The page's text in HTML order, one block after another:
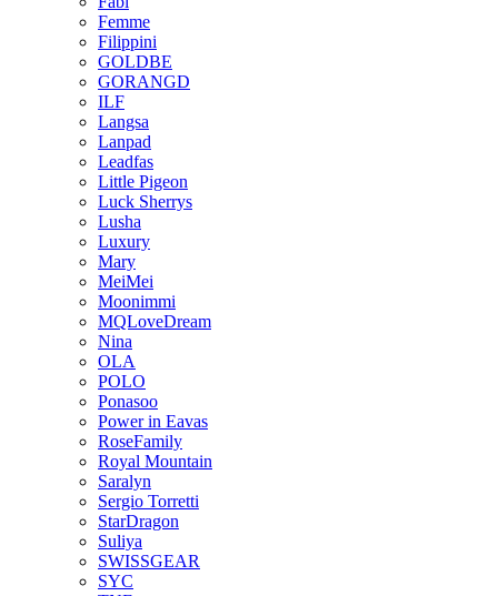
Femme
Filippini
GOLDBE
GORANGD
ILF
Langsa
Lanpad
Leadfas
Little Pigeon
Luck Sherrys
Lusha
Luxury
Mary
MeiMei
Moonimmi
MQLoveDream
Nina
OLA
POLO
Ponasoo
Power in Eavas
RoseFamily
Royal Mountain
Saralyn
Sergio Torretti
StarDragon
Suliya
SWISSGEAR
SYC